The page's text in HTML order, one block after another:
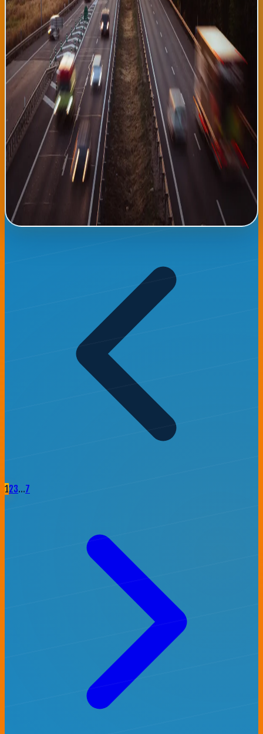
tráfico se concentra especialmente en las salidas del casco
antiguo hacia la autovía del Cantábrico. Se han registrado
algunos accidentes menores en las últimas horas, sin gravedad,
que han sido ya retirados de la calzada. Los conductores deben
mantener una velocidad moderada y respetar las distancias de
seguridad, especialmente en tramos donde hay obras de
mantenimiento de las carreteras. Se recomienda utilizar
aplicaciones de navegación GPS en tiempo real para evitar
atascos y conocer rutas alternativas. Las principales
estaciones de servicio de la A-1 y A-3 reportan ocupación normal,
sin saturación de clientes. Desde Radio Tropical hacemos un
llamado a la prudencia vial. Aunque el tráfico es moderado, es
fundamental mantener una conducción segura, respetar los
límites de velocidad y no distraerse con dispositivos móviles
mientras se conduce. Si realizas un viaje largo, descansa cada
dos horas. Buen viaje a todos nuestros oyentes que hoy se
desplacen por las carreteras vascas.
Leer noticia completa →
123…7